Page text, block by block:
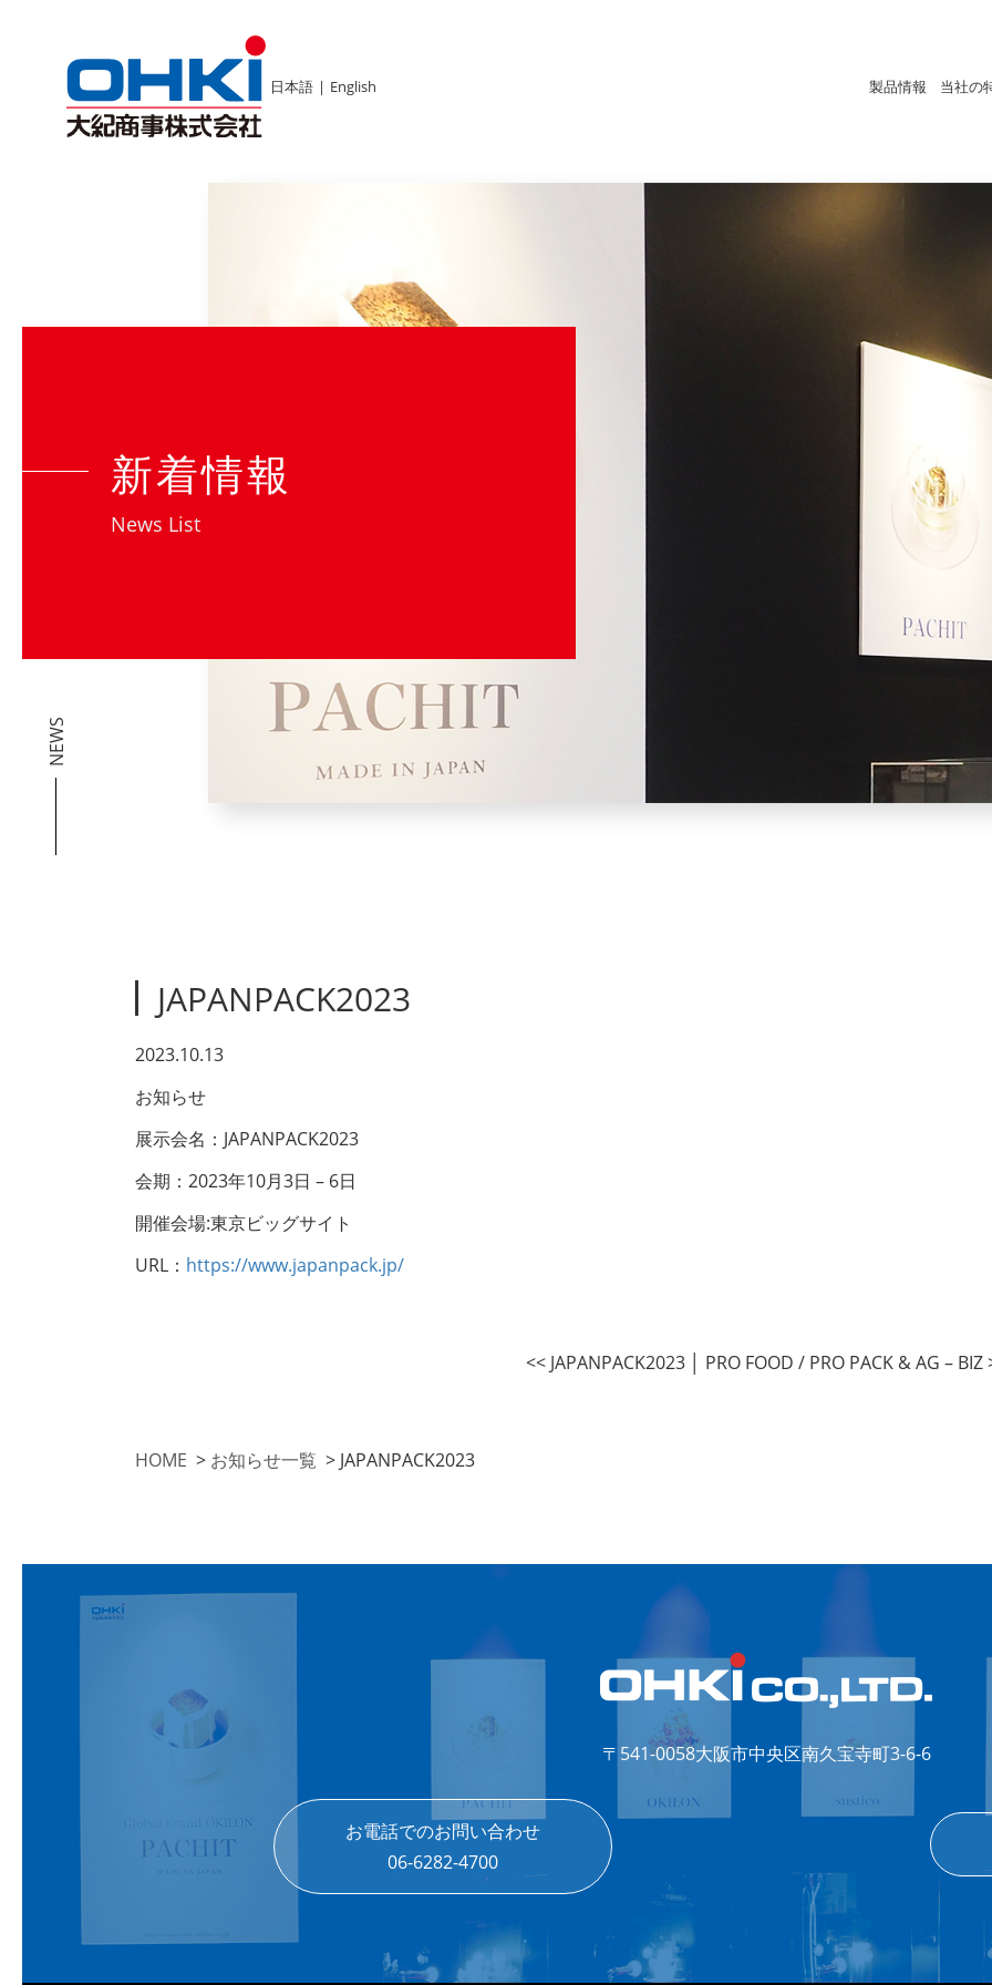
日本語 | English 製品情報 当社の
新着情報
News List
NEWS
JAPANPACK2023
2023.10.13
お知らせ
展示会名：JAPANPACK2023
会期：2023年10月3日 – 6日
開催会場:東京ビッグサイト
URL： https://www.japanpack.jp/
<< JAPANPACK2023│ PRO FOOD / PRO PACK & AG – BIZ
HOME > お知らせ一覧 > JAPANPACK2023
〒541-0058大阪市中央区南久宝寺町3-6-6
お電話でのお問い合わせ
06-6282-4700